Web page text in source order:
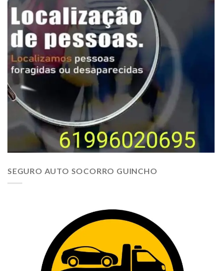
SEGURO AUTO SOCORRO GUINCHO